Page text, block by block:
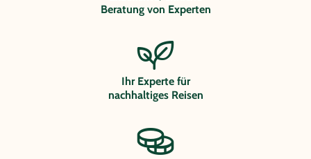
Beratung von Experten
Ihr Experte für
nachhaltiges Reisen